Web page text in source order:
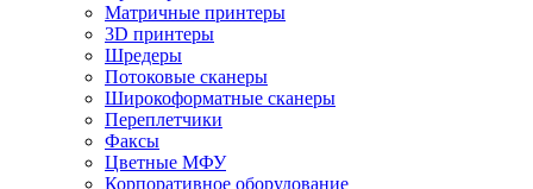
Матричные принтеры
3D принтеры
Шредеры
Потоковые сканеры
Широкоформатные сканеры
Переплетчики
Факсы
Цветные МФУ
Корпоративное оборудование